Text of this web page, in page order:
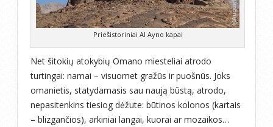
Priešistoriniai Al Ayno kapai
Net šitokių atokybių Omano miesteliai atrodo
turtingai: namai – visuomet gražūs ir puošnūs. Joks
omanietis, statydamasis sau naują būstą, atrodo,
nepasitenkins tiesiog dėžute: būtinos kolonos (kartais
– blizgančios), arkiniai langai, kuorai ar mozaikos…